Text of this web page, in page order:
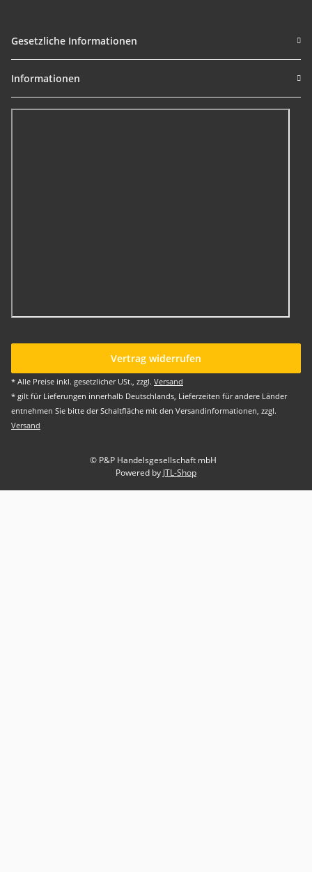
Gesetzliche Informationen
Informationen
Vertrag widerrufen
* Alle Preise inkl. gesetzlicher USt., zzgl. Versand
* gilt für Lieferungen innerhalb Deutschlands, Lieferzeiten für andere Länder
entnehmen Sie bitte der Schaltfläche mit den Versandinformationen, zzgl.
Versand
© P&P Handelsgesellschaft mbH
Powered by JTL-Shop